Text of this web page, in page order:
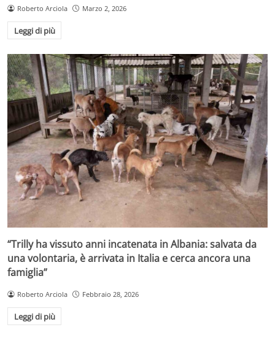
Roberto Arciola Marzo 2, 2026
Leggi di più
“Trilly ha vissuto anni incatenata in Albania: salvata da
una volontaria, è arrivata in Italia e cerca ancora una
famiglia”
Roberto Arciola Febbraio 28, 2026
Leggi di più